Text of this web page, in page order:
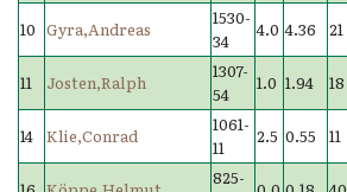
10 Gyra,Andreas
1530-
34
4.0 4.36 21
11 Josten,Ralph
1307-
54
1.0 1.94 18
14 Klie,Conrad
1061-
11
2.5 0.55 11
825-